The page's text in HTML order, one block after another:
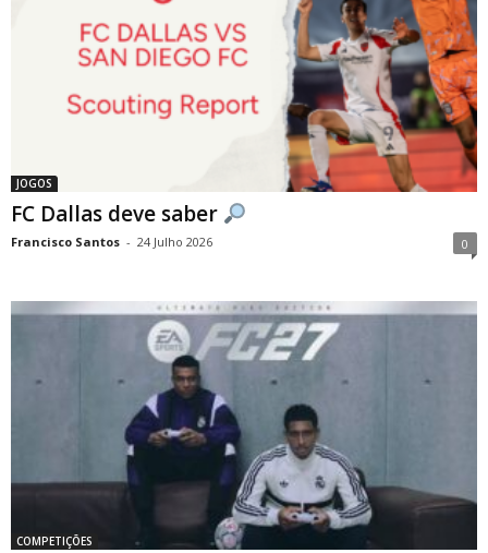
JOGOS
FC Dallas deve saber
Francisco Santos - 24 Julho 2026 0
COMPETIÇÕES